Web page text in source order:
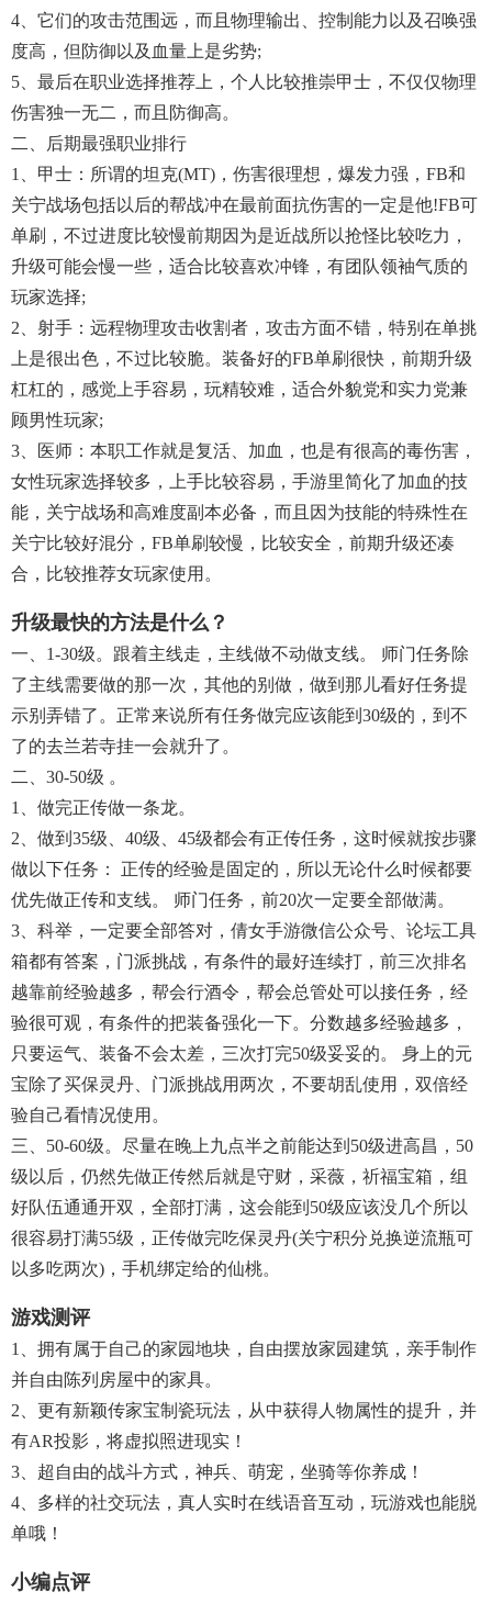
4、它们的攻击范围远，而且物理输出、控制能力以及召唤强
度高，但防御以及血量上是劣势;
5、最后在职业选择推荐上，个人比较推崇甲士，不仅仅物理
伤害独一无二，而且防御高。
二、后期最强职业排行
1、甲士：所谓的坦克(MT)，伤害很理想，爆发力强，FB和
关宁战场包括以后的帮战冲在最前面抗伤害的一定是他!FB可
单刷，不过进度比较慢前期因为是近战所以抢怪比较吃力，
升级可能会慢一些，适合比较喜欢冲锋，有团队领袖气质的
玩家选择;
2、射手：远程物理攻击收割者，攻击方面不错，特别在单挑
上是很出色，不过比较脆。装备好的FB单刷很快，前期升级
杠杠的，感觉上手容易，玩精较难，适合外貌党和实力党兼
顾男性玩家;
3、医师：本职工作就是复活、加血，也是有很高的毒伤害，
女性玩家选择较多，上手比较容易，手游里简化了加血的技
能，关宁战场和高难度副本必备，而且因为技能的特殊性在
关宁比较好混分，FB单刷较慢，比较安全，前期升级还凑
合，比较推荐女玩家使用。
升级最快的方法是什么？
一、1-30级。跟着主线走，主线做不动做支线。 师门任务除
了主线需要做的那一次，其他的别做，做到那儿看好任务提
示别弄错了。正常来说所有任务做完应该能到30级的，到不
了的去兰若寺挂一会就升了。
二、30-50级 。
1、做完正传做一条龙。
2、做到35级、40级、45级都会有正传任务，这时候就按步骤
做以下任务： 正传的经验是固定的，所以无论什么时候都要
优先做正传和支线。 师门任务，前20次一定要全部做满。
3、科举，一定要全部答对，倩女手游微信公众号、论坛工具
箱都有答案，门派挑战，有条件的最好连续打，前三次排名
越靠前经验越多，帮会行酒令，帮会总管处可以接任务，经
验很可观，有条件的把装备强化一下。分数越多经验越多，
只要运气、装备不会太差，三次打完50级妥妥的。 身上的元
宝除了买保灵丹、门派挑战用两次，不要胡乱使用，双倍经
验自己看情况使用。
三、50-60级。尽量在晚上九点半之前能达到50级进高昌，50
级以后，仍然先做正传然后就是守财，采薇，祈福宝箱，组
好队伍通通开双，全部打满，这会能到50级应该没几个所以
很容易打满55级，正传做完吃保灵丹(关宁积分兑换逆流瓶可
以多吃两次)，手机绑定给的仙桃。
游戏测评
1、拥有属于自己的家园地块，自由摆放家园建筑，亲手制作
并自由陈列房屋中的家具。
2、更有新颖传家宝制瓷玩法，从中获得人物属性的提升，并
有AR投影，将虚拟照进现实！
3、超自由的战斗方式，神兵、萌宠，坐骑等你养成！
4、多样的社交玩法，真人实时在线语音互动，玩游戏也能脱
单哦！
小编点评